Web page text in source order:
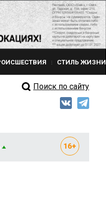
СТИЛЬ ЖИЗНИ
Поиск по сайту